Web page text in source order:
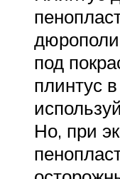
под
плинтус
Но, при